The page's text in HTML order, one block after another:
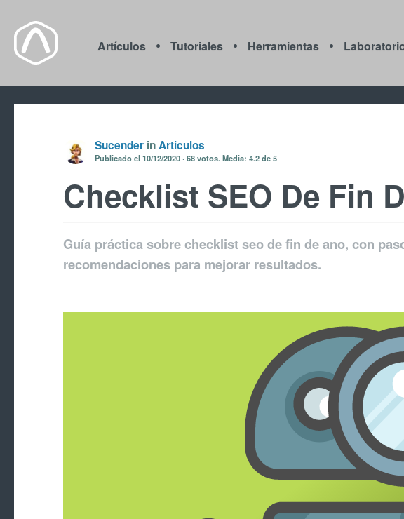
Artículos Tutoriales Herramientas
Sucender inArticulos
Publicado el 10/12/2020 68 votos. Media: 4.2 de 5
Checklist SEO De Fin
Guía práctica sobre checklist seo de fin de ano, con
recomendaciones para mejorar resultados.